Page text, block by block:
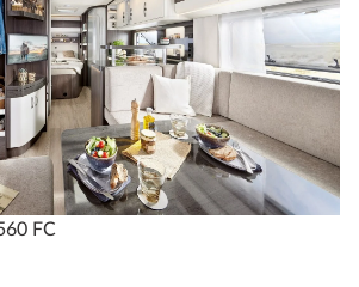
FC